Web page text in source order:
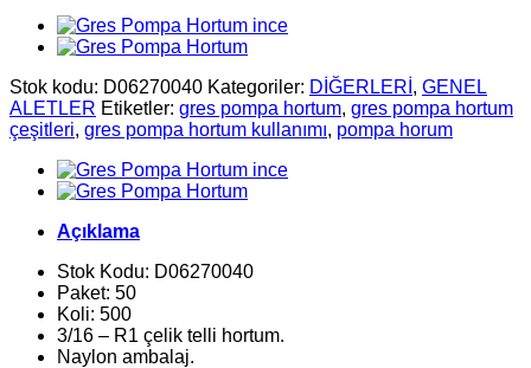
Stok kodu: D06270040 Kategoriler: DİĞERLERİ , GENEL
ALETLER Etiketler: gres pompa hortum, gres pompa hortum
çeşitleri, gres pompa hortum kullanımı, pompa horum
Açıklama
Stok Kodu: D06270040
Paket: 50
Koli: 500
3/16 – R1 çelik telli hortum.
Naylon ambalaj.